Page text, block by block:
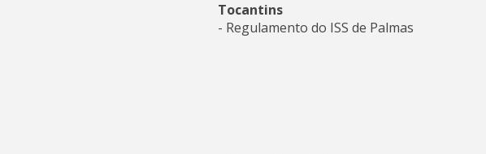
Tocantins
- Regulamento do ISS de Palmas